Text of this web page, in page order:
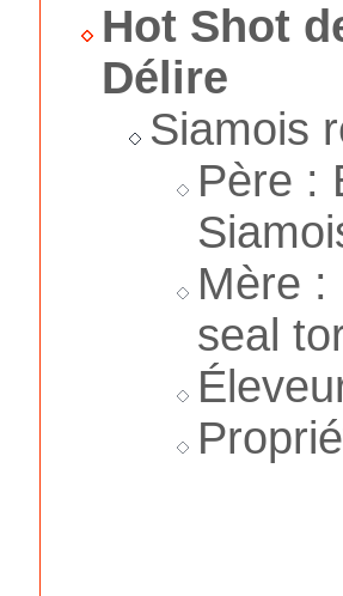
Hot Shot
Délire
Siamois
Père :
Mère :
seal